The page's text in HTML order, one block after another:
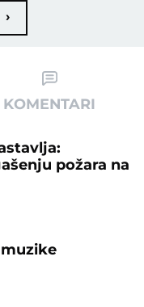
›
KOMENTARI
požara na